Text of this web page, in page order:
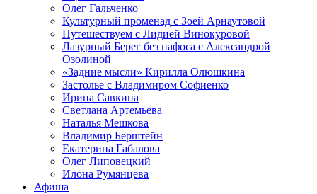
Олег Гальченко
Культурный променад с Зоей Арнаутовой
Путешествуем с Лидией Винокуровой
Лазурный Берег без пафоса с Александрой
Озолиной
«Задние мысли» Кирилла Олюшкина
Застолье с Владимиром Софиенко
Ирина Савкина
Светлана Артемьева
Наталья Мешкова
Владимир Берштейн
Екатерина Габалова
Олег Липовецкий
Илона Румянцева
Афиша